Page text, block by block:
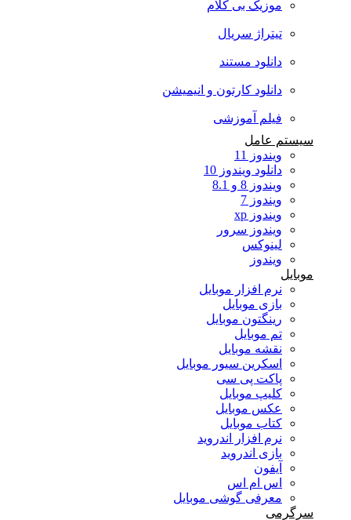
موزیک بی کلام
تیتراژ سریال
دانلود مستند
دانلود کارتون و انیمیشن
فیلم آموزشی
سیستم عامل
ویندوز 11
دانلود ویندوز 10
ویندوز 8 و 8.1
ویندوز 7
ویندوز xp
ویندوز سرور
لینوکس
ویندوز
موبایل
نرم افزار موبایل
بازی موبایل
رینگتون موبایل
تم موبایل
نقشه موبایل
اسکرین سیور موبایل
پاکت پی سی
کلیپ موبایل
عکس موبایل
کتاب موبایل
نرم افزار اندروید
بازی اندروید
آیفون
اس ام اس
معرفی گوشی موبایل
سرگرمی